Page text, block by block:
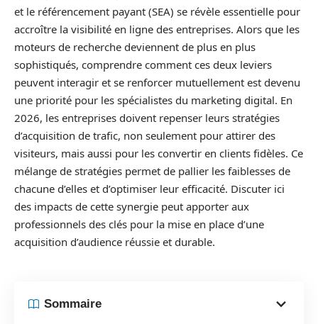
et le référencement payant (SEA) se révèle essentielle pour
accroître la visibilité en ligne des entreprises. Alors que les
moteurs de recherche deviennent de plus en plus
sophistiqués, comprendre comment ces deux leviers
peuvent interagir et se renforcer mutuellement est devenu
une priorité pour les spécialistes du marketing digital. En
2026, les entreprises doivent repenser leurs stratégies
d’acquisition de trafic, non seulement pour attirer des
visiteurs, mais aussi pour les convertir en clients fidèles. Ce
mélange de stratégies permet de pallier les faiblesses de
chacune d’elles et d’optimiser leur efficacité. Discuter ici
des impacts de cette synergie peut apporter aux
professionnels des clés pour la mise en place d’une
acquisition d’audience réussie et durable.
Sommaire